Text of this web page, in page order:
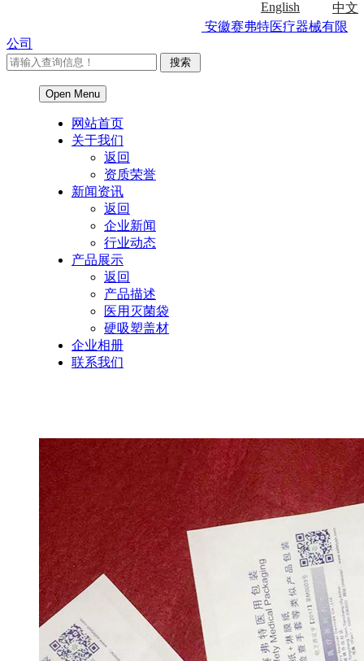
安徽赛弗特医疗器械有限
公司
Open Menu
网站首页
关于我们
返回
资质荣誉
新闻资讯
返回
企业新闻
行业动态
产品展示
返回
产品描述
医用灭菌袋
硬吸塑盖材
企业相册
联系我们
中文
English